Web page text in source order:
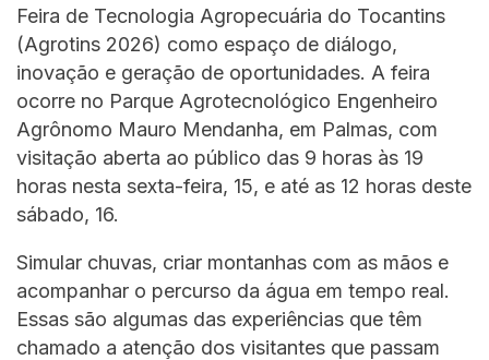
Feira de Tecnologia Agropecuária do Tocantins
(Agrotins 2026) como espaço de diálogo,
inovação e geração de oportunidades. A feira
ocorre no Parque Agrotecnológico Engenheiro
Agrônomo Mauro Mendanha, em Palmas, com
visitação aberta ao público das 9 horas às 19
horas nesta sexta-feira, 15, e até as 12 horas deste
sábado, 16.
Simular chuvas, criar montanhas com as mãos e
acompanhar o percurso da água em tempo real.
Essas são algumas das experiências que têm
chamado a atenção dos visitantes que passam